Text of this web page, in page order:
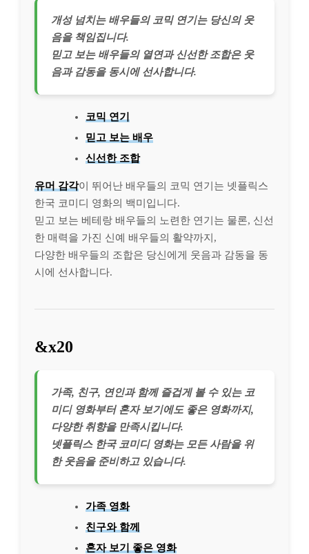
개성 넘치는 배우들의 코믹 연기는 당신의 웃
음을 책임집니다.
믿고 보는 배우들의 열연과 신선한 조합은 웃
음과 감동을 동시에 선사합니다.
코믹 연기
믿고 보는 배우
신선한 조합
유머 감각이 뛰어난 배우들의 코믹 연기는 넷플릭스
한국 코미디 영화의 백미입니다.
믿고 보는 베테랑 배우들의 노련한 연기는 물론, 신선
한 매력을 가진 신예 배우들의 활약까지,
다양한 배우들의 조합은 당신에게 웃음과 감동을 동
시에 선사합니다.
&x20
가족, 친구, 연인과 함께 즐겁게 볼 수 있는 코
미디 영화부터 혼자 보기에도 좋은 영화까지,
다양한 취향을 만족시킵니다.
넷플릭스 한국 코미디 영화는 모든 사람을 위
한 웃음을 준비하고 있습니다.
가족 영화
친구와 함께
혼자 보기 좋은 영화